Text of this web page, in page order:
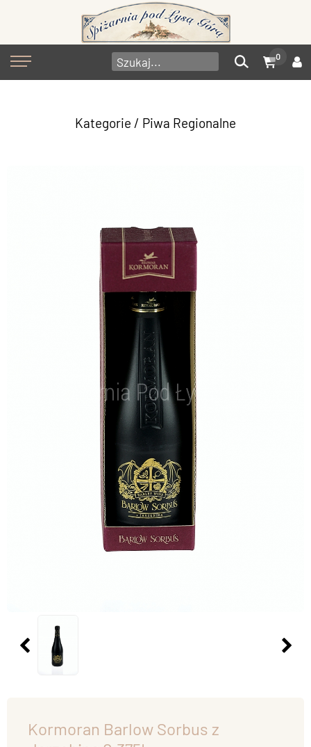
0
Kategorie / Piwa Regionalne
Kormoran Barlow Sorbus z